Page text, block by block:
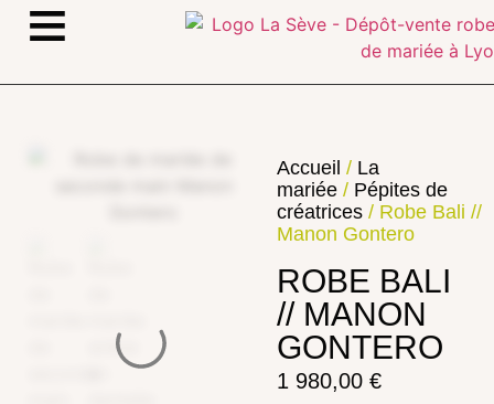
≡
Accueil / La
mariée/ Pépites de
créatrices/ Robe Bali //
Manon Gontero
ROBE BALI
// MANON
GONTERO
1 980,00 €